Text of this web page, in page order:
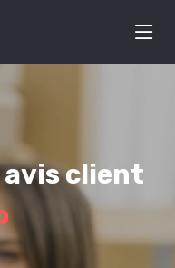
avis client